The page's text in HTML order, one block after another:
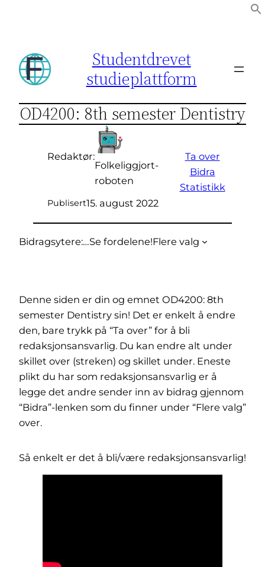
Studentdrevet
studieplattform
OD4200: 8th semester Dentistry
Redaktør:
Folkeliggjort-
roboten
Publisert15. august 2022
Ta over
Bidra
Statistikk
Bidragsytere:…Se fordelene!Flere valg
Denne siden er din og emnet OD4200: 8th
semester Dentistry sin! Det er enkelt å endre
den, bare trykk på “Ta over” for å bli
redaksjonsansvarlig. Du kan endre alt under
skillet over (streken) og skillet under. Eneste
plikt du har som redaksjonsansvarlig er å
legge det andre sender inn av bidrag gjennom
“Bidra”-lenken som du finner under “Flere valg”
over.
Så enkelt er det å bli/være redaksjonsansvarlig!